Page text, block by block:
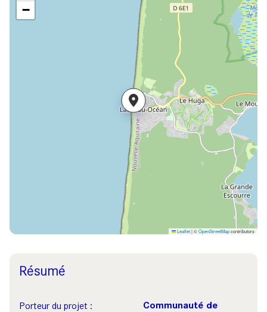
−
Leaflet|©OpenStreetMapcontributors
Résumé
Porteur du projet : Communauté de